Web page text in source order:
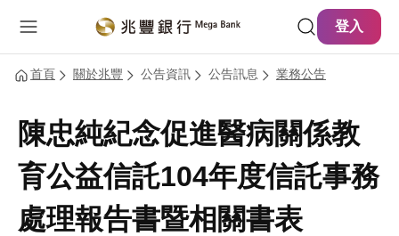
登入
首頁 關於兆豐 公告資訊 公告訊息 業務公告
陳忠純紀念促進醫病關係教
育公益信託104年度信託事務
處理報告書暨相關書表